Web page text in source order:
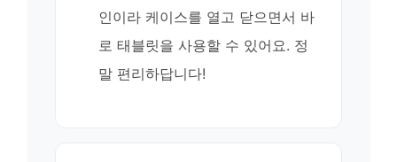
인이라 케이스를 열고 닫으면서 바
로 태블릿을 사용할 수 있어요. 정
말 편리하답니다!